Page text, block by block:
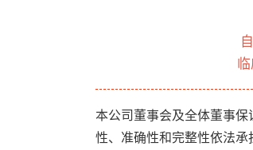
本公司董事会及全体董事
性、准确性和完整性依法承